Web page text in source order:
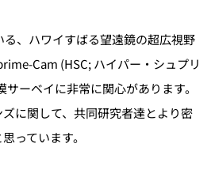
、ハワイすばる望遠鏡の超広視野
Cam (HSC; ハイパー・シュプリ
ーベイに非常に関心があります。
に関して、共同研究者達とより密
っています。